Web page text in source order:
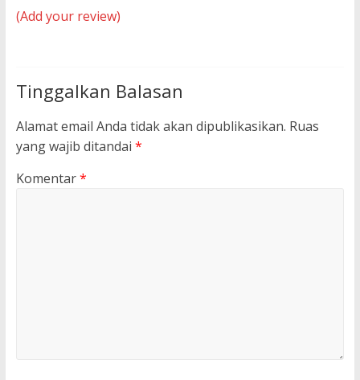
(Add your review)
Tinggalkan Balasan
Alamat email Anda tidak akan dipublikasikan. Ruas
yang wajib ditandai *
Komentar*